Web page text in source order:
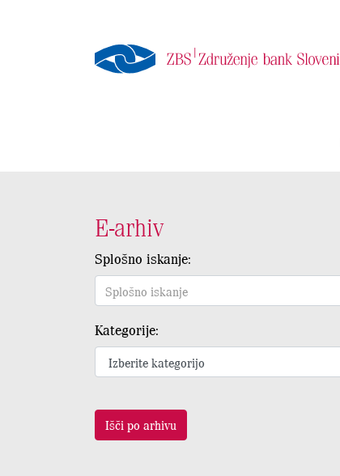
E-arhiv
Splošno iskanje:
Kategorije:
Išči po arhivu